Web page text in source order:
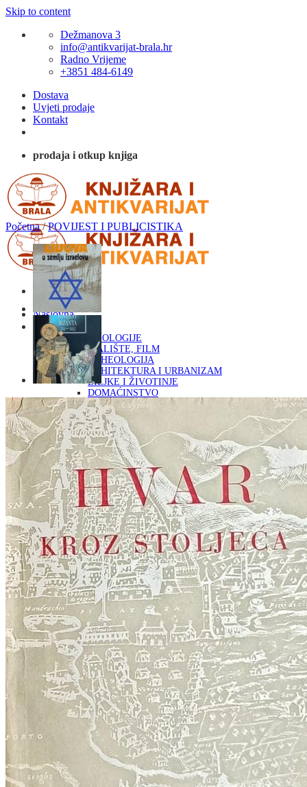
Skip to content
Dežmanova 3
info@antikvarijat-brala.hr
Radno Vrijeme
+3851 484-6149
Dostava
Uvjeti prodaje
Kontakt
prodaja i otkup knjiga
Naslovna
KNJIGE
OD ARHEOLOGIJE
DO KAZALIŠTE, FILM
ARHEOLOGIJA
ARHITEKTURA I URBANIZAM
BILJKE I ŽIVOTINJE
DOMAĆINSTVO
ENCIKLOPEDIJE I LEKSIKONI
ETNOLOGIJA
FILOZOFIJA, SOCIOLOGIJA, ANTROPOLOGIJA
FOTOGRAFIJA
GLAZBENA UMJETNOST
KAZALIŠTE, FILM
OD KNJIŽEVNOST
DO RELIGIJA
KNJIŽEVNOST
LIKOVNA UMJETNOST
LJEKOVITO BILJE I ZDRAVLJE
MITOLOGIJA
POVIJEST I PUBLICISTIKA
PRIRODNE ZNANOSTI
PSIHOLOGIJA, POPULARNA PSIHOLOGIJA,
ALTERNATIVA
RAZNO
RELIGIJA
OD RJEČNIKA
DO ZEMLJOVIDA
RJEČNICI, GRAMATIKE, PRAVOPISI…
ŠAH
SPORT
STRIPOVI
TEHNIČKE ZNANOSTI
TEORIJA I POVIJEST KNJIŽEVNOSTI
VEDUTE
ZAGREB
ZEMLJOVIDI
Otkup knjiga
O nama
AKCIJA
Pretraži:
Početna / POVIJEST I PUBLICISTIKA